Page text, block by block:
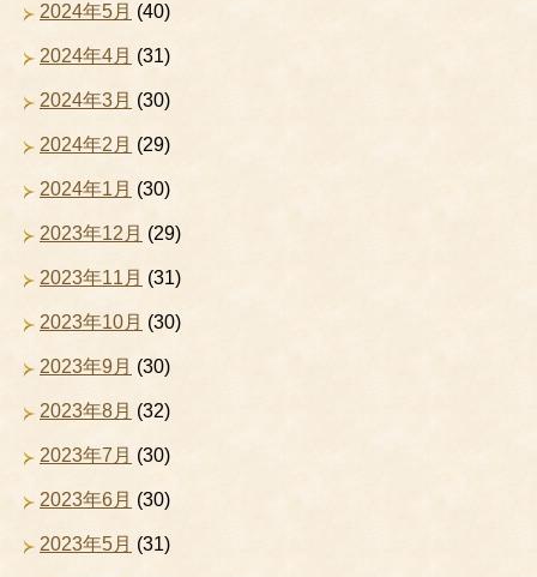
2024年5月 (40)
2024年4月 (31)
2024年3月 (30)
2024年2月 (29)
2024年1月 (30)
2023年12月 (29)
2023年11月 (31)
2023年10月 (30)
2023年9月 (30)
2023年8月 (32)
2023年7月 (30)
2023年6月 (30)
2023年5月 (31)